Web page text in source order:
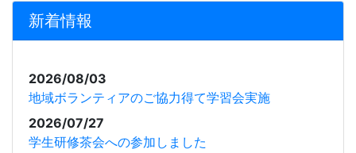
新着情報
2026/08/03
地域ボランティアのご協力得て学習会実施
2026/07/27
学生研修茶会への参加しました